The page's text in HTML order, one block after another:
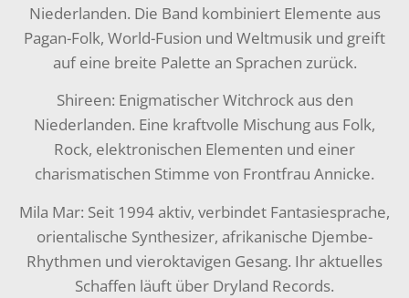
Niederlanden. Die Band kombiniert Elemente aus
Pagan-Folk, World-Fusion und Weltmusik und greift
auf eine breite Palette an Sprachen zurück.
Shireen: Enigmatischer Witchrock aus den
Niederlanden. Eine kraftvolle Mischung aus Folk,
Rock, elektronischen Elementen und einer
charismatischen Stimme von Frontfrau Annicke.
Mila Mar: Seit 1994 aktiv, verbindet Fantasiesprache,
orientalische Synthesizer, afrikanische Djembe-
Rhythmen und vieroktavigen Gesang. Ihr aktuelles
Schaffen läuft über Dryland Records.